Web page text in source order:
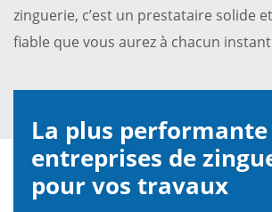
zinguerie, c’est un prestataire solide
fiable que vous aurez à chacun
La plus performante
entreprises de
pour vos travaux